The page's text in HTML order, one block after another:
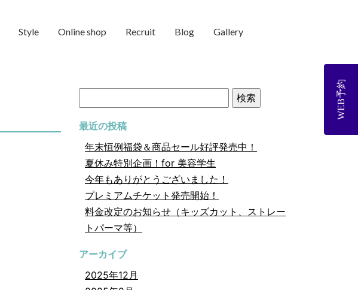
WEB予約
Style Online shop Recruit Blog Gallery
索:
最近の投稿
年末恒例福袋＆商品セール好評発売中！
夏休み特別企画！for 美容学生
今年もありがとうございました！
プレミアムチケット発売開始！
料金改定のお知らせ（キッズカット、ストレー
トパーマ等）
アーカイブ
2025年12月